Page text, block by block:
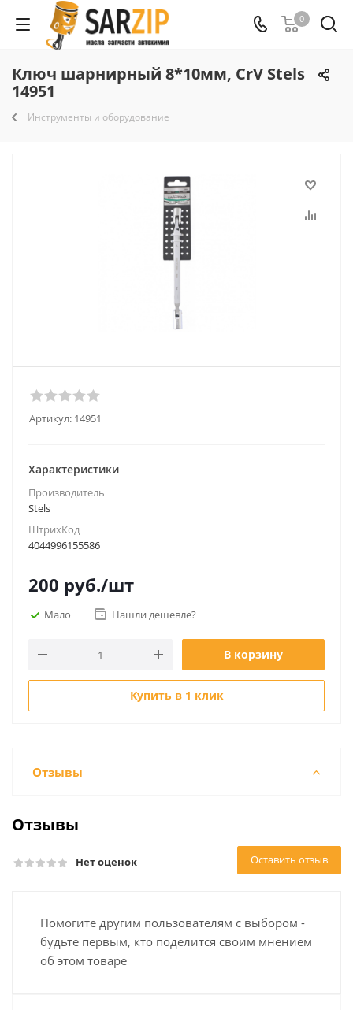
0
Ключ шарнирный 8*10мм, CrV Stels
14951
Инструменты и оборудование
Артикул: 14951
Характеристики
Производитель
Stels
ШтрихКод
4044996155586
200 руб./шт
Мало Нашли дешевле?
В корзину
Купить в 1 клик
Отзывы
Отзывы
Нет оценок Оставить отзыв
Помогите другим пользователям с выбором -
будьте первым, кто поделится своим мнением
об этом товаре